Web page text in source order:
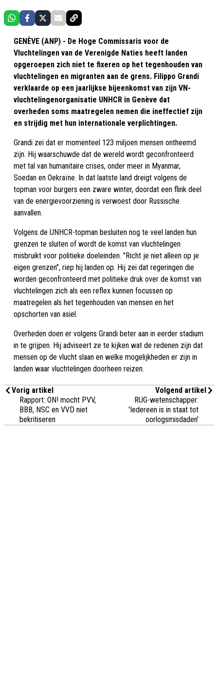
GENÈVE (ANP) - De Hoge Commissaris voor de
Vluchtelingen van de Verenigde Naties heeft landen
opgeroepen zich niet te fixeren op het tegenhouden van
vluchtelingen en migranten aan de grens. Filippo Grandi
verklaarde op een jaarlijkse bijeenkomst van zijn VN-
vluchtelingenorganisatie UNHCR in Genève dat
overheden soms maatregelen nemen die ineffectief zijn
en strijdig met hun internationale verplichtingen.
Grandi zei dat er momenteel 123 miljoen mensen ontheemd
zijn. Hij waarschuwde dat de wereld wordt geconfronteerd
met tal van humanitaire crises, onder meer in Myanmar,
Soedan en Oekraïne. In dat laatste land dreigt volgens de
topman voor burgers een zware winter, doordat een flink deel
van de energievoorziening is verwoest door Russische
aanvallen.
Volgens de UNHCR-topman besluiten nog te veel landen hun
grenzen te sluiten of wordt de komst van vluchtelingen
misbruikt voor politieke doeleinden. "Richt je niet alleen op je
eigen grenzen", riep hij landen op. Hij zei dat regeringen die
worden geconfronteerd met politieke druk over de komst van
vluchtelingen zich als een reflex kunnen focussen op
maatregelen als het tegenhouden van mensen en het
opschorten van asiel.
Overheden doen er volgens Grandi beter aan in eerder stadium
in te grijpen. Hij adviseert ze te kijken wat de redenen zijn dat
mensen op de vlucht slaan en welke mogelijkheden er zijn in
landen waar vluchtelingen doorheen reizen.
Vorig artikel
Rapport: ON! mocht PVV,
BBB, NSC en VVD niet
bekritiseren
Volgend artikel
RUG-wetenschapper:
'Iedereen is in staat tot
oorlogsmisdaden'